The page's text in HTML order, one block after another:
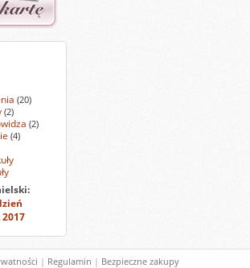
(20)
(2)
(2)
(4)
2017
| Regulamin | Bezpieczne zakupy